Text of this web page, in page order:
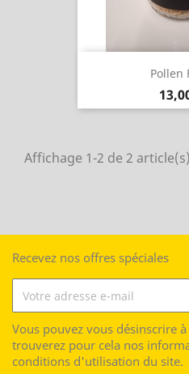
Pollen
Prix
Affichage 1-2 de 2 article(s)
Recevez nos offres spéciales
Vous pouvez vous désinscrire
trouverez pour cela nos
conditions d'utilisation du site.